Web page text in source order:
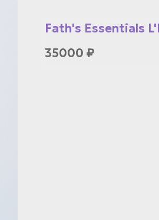
Fath's Essentials
35000 ₽